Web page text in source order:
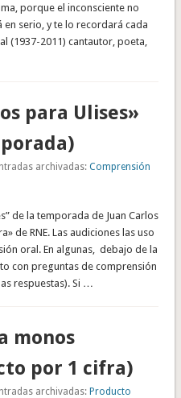
porque el inconsciente no
serio, y te lo recordará cada
(1937-2011) cantautor, poeta,
para Ulises»
archivadas:Comprensión
de la temporada de Juan Carlos
de RNE. Las audiciones las uso
oral. En algunas, debajo de la
con preguntas de comprensión
respuestas). Si …
monos
por 1 cifra)
archivadas:Producto